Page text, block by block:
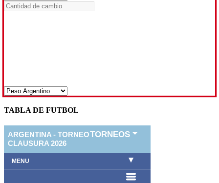
TABLA DE FUTBOL